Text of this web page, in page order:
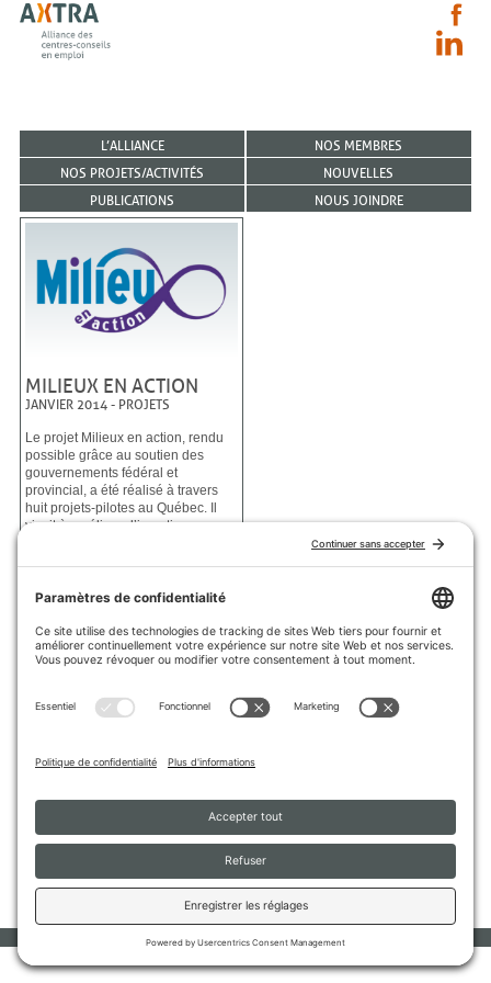
L’ALLIANCE
NOS MEMBRES
NOS PROJETS/ACTIVITÉS
NOUVELLES
PUBLICATIONS
NOUS JOINDRE
MILIEUX EN ACTION
JANVIER 2014 - PROJETS
Le projet Milieux en action, rendu
possible grâce au soutien des
gouvernements fédéral et
provincial, a été réalisé à travers
huit projets-pilotes au Québec. Il
visait à améliorer l’insertion au
vie active depuis plus de deux ans.
innové dans leurs pratiques, en
adaptant le recrutement, les
interventions et les stages en
besoins des participant·es. Des
initiatives ont également été mises
vie communautaire. Le
l’Université de Sherbrooke a
nouvelle approche favorisant
l’engagement communautaire et la
mobilisation des participant·es vers